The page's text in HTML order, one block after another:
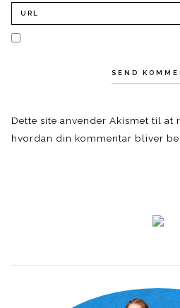
Dette site anvender Akismet til at
hvordan din kommentar bliver